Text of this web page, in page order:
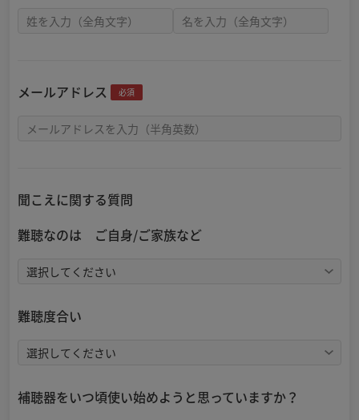
メールアドレス 必須
聞こえに関する質問
難聴なのは ご自身/ご家族など
難聴度合い
補聴器をいつ頃使い始めようと思っていますか？